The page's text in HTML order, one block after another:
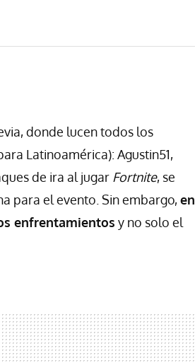
donde lucen todos los
Latinoamérica): Agustin51,
de ira al jugar Fortnite, se
para el evento. Sin embargo,en
enfrentamientos y no solo el